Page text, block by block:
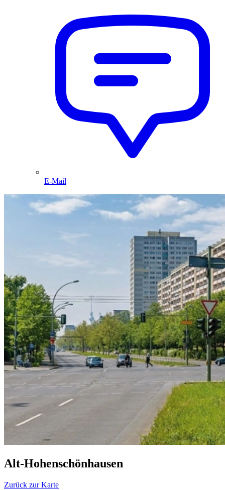
E-Mail
Alt-Hohenschönhausen
Zurück zur Karte